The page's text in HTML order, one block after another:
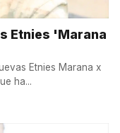
Etnies 'Marana
Etnies Marana x
ha...